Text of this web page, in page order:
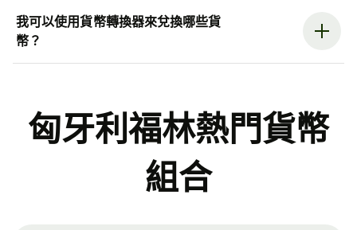
我可以使用貨幣轉換器來兌換哪些貨
幣？
匈牙利福林熱門貨幣
組合